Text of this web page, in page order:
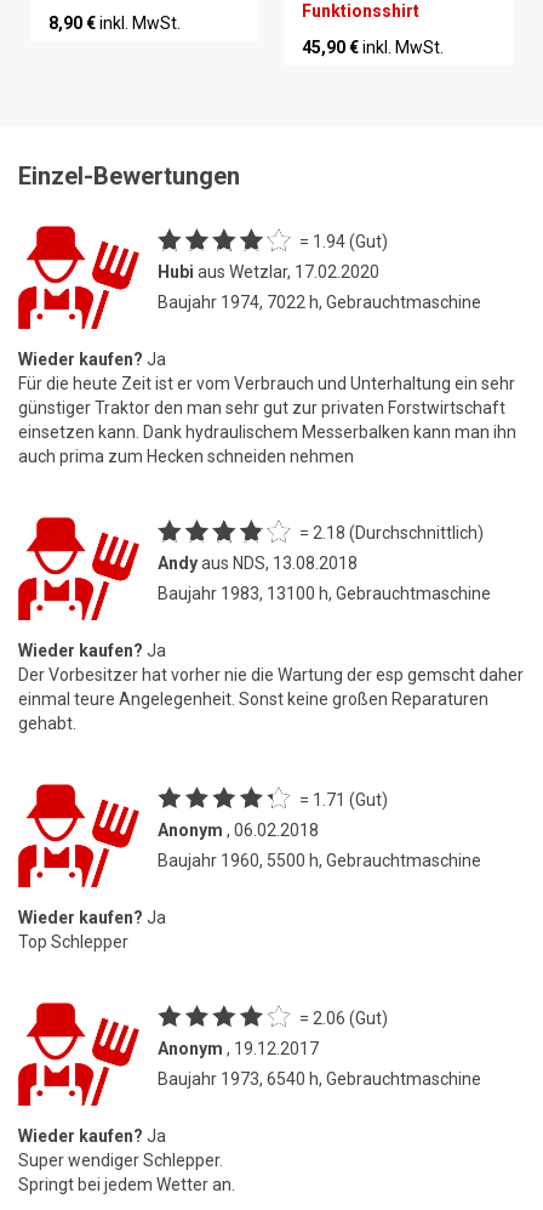
8,90 €inkl. MwSt.
Funktionsshirt
45,90 €inkl. MwSt.
Einzel-Bewertungen
= 1.94 (Gut)
Hubi aus Wetzlar, 17.02.2020
Baujahr 1974, 7022 h, Gebrauchtmaschine
Wieder kaufen? Ja
Für die heute Zeit ist er vom Verbrauch und Unterhaltung ein sehr
günstiger Traktor den man sehr gut zur privaten Forstwirtschaft
einsetzen kann. Dank hydraulischem Messerbalken kann man ihn
auch prima zum Hecken schneiden nehmen
= 2.18 (Durchschnittlich)
Andyaus NDS, 13.08.2018
Baujahr 1983, 13100 h, Gebrauchtmaschine
Wieder kaufen? Ja
Der Vorbesitzer hat vorher nie die Wartung der esp gemscht daher
einmal teure Angelegenheit. Sonst keine großen Reparaturen
gehabt.
= 1.71 (Gut)
Anonym , 06.02.2018
Baujahr 1960, 5500 h, Gebrauchtmaschine
Wieder kaufen? Ja
Top Schlepper
= 2.06 (Gut)
Anonym , 19.12.2017
Baujahr 1973, 6540 h, Gebrauchtmaschine
Wieder kaufen? Ja
Super wendiger Schlepper.
Springt bei jedem Wetter an.